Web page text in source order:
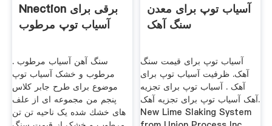
Nnection برقی برای
آسیاب توپ مرطوب
سنگ آهن آسیاب مرطوب .
مرطوب و خشک آسیاب توپ
موضوع برای طرح جابر کلاس
پنجم من مجموعه ای از علف
های خشك شده یک ناحیه تن تن
آسیاب توپ برای معدن
سنگ آهک
آسیاب توپ برای قیمت سنگ
آهک. ظرفیت آسیاب توپ برای
آهک . آسیاب توپ برای تجزیه
آهک آسیاب توپ برای تجزیه آهک.
New Lime Slaking System